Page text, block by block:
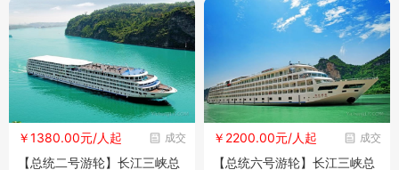
成交
￥1380.00元/人起
【总统二号游轮】长江三峡总
成交
￥2200.00元/人起
【总统六号游轮】长江三峡总